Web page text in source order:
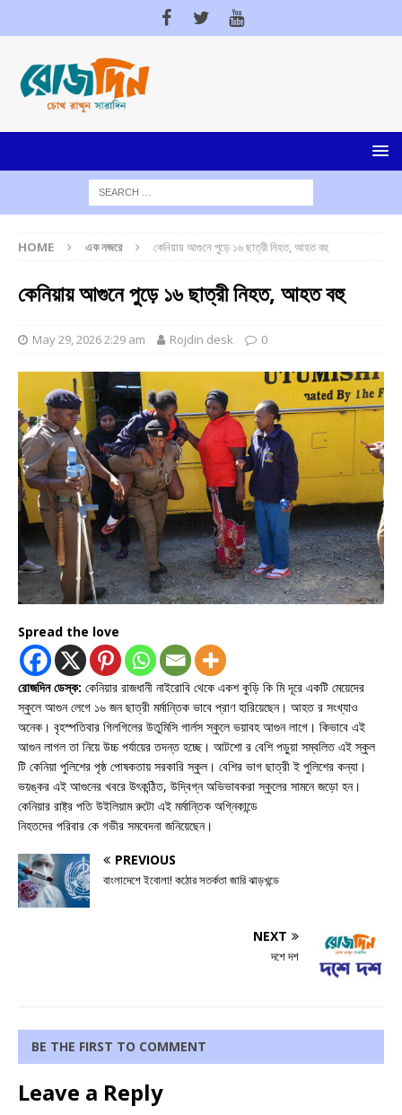
HOME এক নজরে কেনিয়ায় আগুনে পুড়ে ১৬ ছাত্রী নিহত, আহত বহু
কেনিয়ায় আগুনে পুড়ে ১৬ ছাত্রী নিহত, আহত বহু
May 29, 2026 2:29 am Rojdin desk 0
Spread the love
রোজদিন ডেস্ক: কেনিয়ার রাজধানী নাইরোবি থেকে একশ কুড়ি কি মি দূরে একটি মেয়েদের
স্কুলে আগুন লেগে ১৬ জন ছাত্রী মর্মান্তিক ভাবে প্রাণ হারিয়েছেন। আহত র সংখ্যাও
অনেক। বৃহস্পতিবার গিলগিলের উতুমিসি গার্লস স্কুলে ভয়াবহ আগুন লাগে। কিভাবে এই
আগুন লাগল তা নিয়ে উচ্চ পর্যায়ের তদন্ত হচ্ছে। আটশো র বেশি পড়ুয়া সম্বলিত এই স্কুল
টি কেনিয়া পুলিশের পৃষ্ঠ পোষকতায় সরকারি স্কুল। বেশির ভাগ ছাত্রী ই পুলিশের কন্যা।
ভয়ঙ্কর এই আগুনের খবরে উৎকন্ঠিত, উদ্বিগ্ন অভিভাবকরা স্কুলের সামনে জড়ো হন।
কেনিয়ার রাষ্ট্র পতি উইলিয়াম রুটো এই মর্মান্তিক অগ্নিকান্ডে
নিহতদের পরিবার কে গভীর সমবেদনা জনিয়েছেন।
PREVIOUS
বাংলাদেশে ইবোলা! কঠোর সতর্কতা জারি ঝাড়খন্ডে
NEXT
দশে দশ
BE THE FIRST TO COMMENT
Leave a Reply